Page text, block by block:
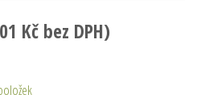
Kč bez DPH)